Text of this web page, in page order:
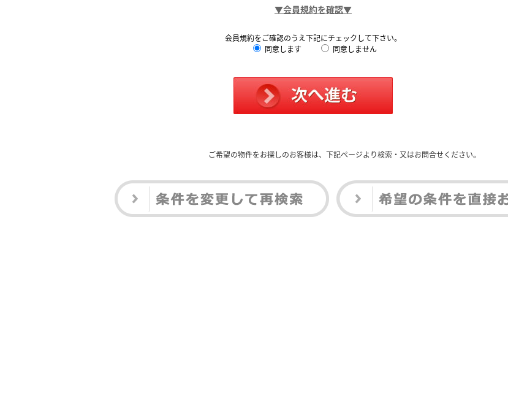
▼会員規約を確認▼
会員規約をご確認のうえ下記にチェックして下さい。
同意します
同意しません
ご希望の物件をお探しのお客様は、下記ページより検索・又はお問合せください。